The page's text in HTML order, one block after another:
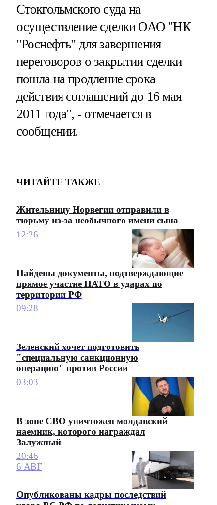
Стокгольмского суда на
осуществление сделки ОАО "НК
"Роснефть" для завершения
переговоров о закрытии сделки
пошла на продление срока
действия соглашений до 16 мая
2011 года", - отмечается в
сообщении.
ЧИТАЙТЕ ТАКЖЕ
Жительницу Норвегии отправили в
тюрьму из-за необычного имени сына
12:26
Найдены документы, подтверждающие
прямое участие НАТО в ударах по
территории РФ
09:28
Зеленский хочет подготовить
"специальную санкционную
операцию" против России
03:03
В зоне СВО уничтожен молдавский
наемник, которого награждал
Залужный
20:46
6 АВГ
Опубликованы кадры последствий